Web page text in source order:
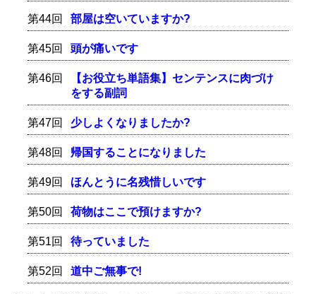
第44回 部屋は空いていますか?
第45回 頭が痛いです
第46回
【お役立ち単語集】センテンスに肉づけ
をする副詞
第47回 少しよくなりましたか?
第48回 帰国することになりました
第49回 ほんとうに名残惜しいです
第50回 荷物はここで預けますか?
第51回 待っていました
第52回 道中ご無事で!